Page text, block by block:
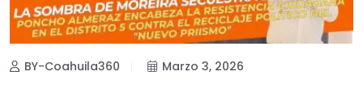
BY-Coahuila360 Marzo 3, 2026